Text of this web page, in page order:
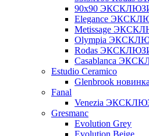
90x90
Elegance
Metissage
Olympia
Rodas
Сasablanca
Estudio Ceramico
Glenbrook
Fanal
Venezia
Gresmanc
Evolution Grey
Evolution Beige